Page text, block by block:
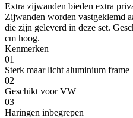
Extra zijwanden bieden extra
Zijwanden worden vastgeklemd
die zijn geleverd in deze set.
cm hoog.
Kenmerken
01
Sterk maar licht aluminium frame
02
Geschikt voor VW
03
Haringen inbegrepen